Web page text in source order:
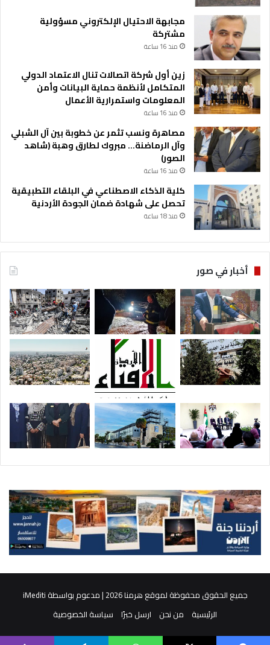
مجابهة الاحتيال الإلكتروني مسؤولية
مشتركة
منذ 16 ساعة
زين أول شركة اتصالات تنال الاعتماد الدولي
المتكامل لأنظمة حماية البيانات وأمن
المعلومات واستمرارية الأعمال
منذ 16 ساعة
مصاهرة ونسب تثمر عن خطوبة بين آل الشبلي
وآل الرماضنة… مبروك لطارق وهبة (شاهد
الصور)
منذ 16 ساعة
كلية الذكاء الاصطناعي في البلقاء التطبيقية
تحصل على شهادة ضمان الجودة الأردنية
منذ 18 ساعة
أخبار في صور
جميع الحقوق محفوظة لموقع هرمنا 2026 | مدعوم بواسطة
iMediti
الرئيسية
من نحن ارسل خبرًا سياسة الخصوصية